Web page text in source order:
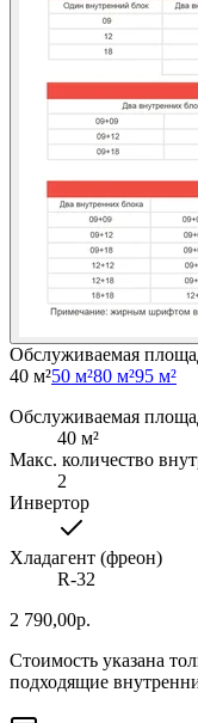
Обслуживаемая
40 м²50 м²80 м²95 м²
Обслуживаемая
40 м²
Макс. количество
2
Инвертор
Хладагент (фреон)
R-32
2 790,00р.
Стоимость указана
подходящие